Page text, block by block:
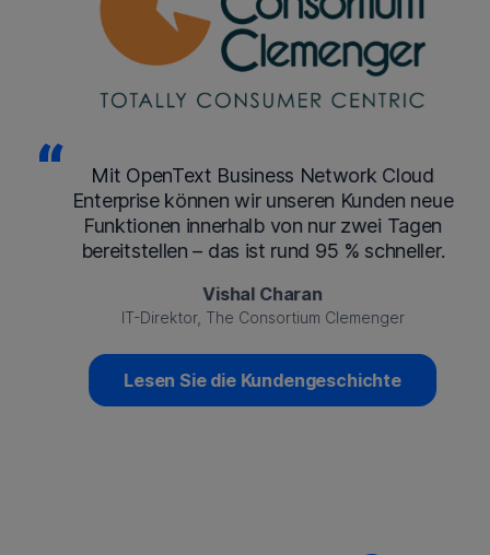
Mit OpenText Business Network Cloud
Enterprise können wir unseren Kunden neue
Funktionen innerhalb von nur zwei Tagen
bereitstellen – das ist rund 95 % schneller.
Vishal Charan
IT-Direktor, The Consortium Clemenger
Lesen Sie die Kundengeschichte